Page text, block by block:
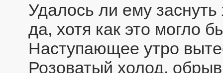
Удалось ли ему
да, хотя как это могло
Наступающее утро
Розоватый холод,